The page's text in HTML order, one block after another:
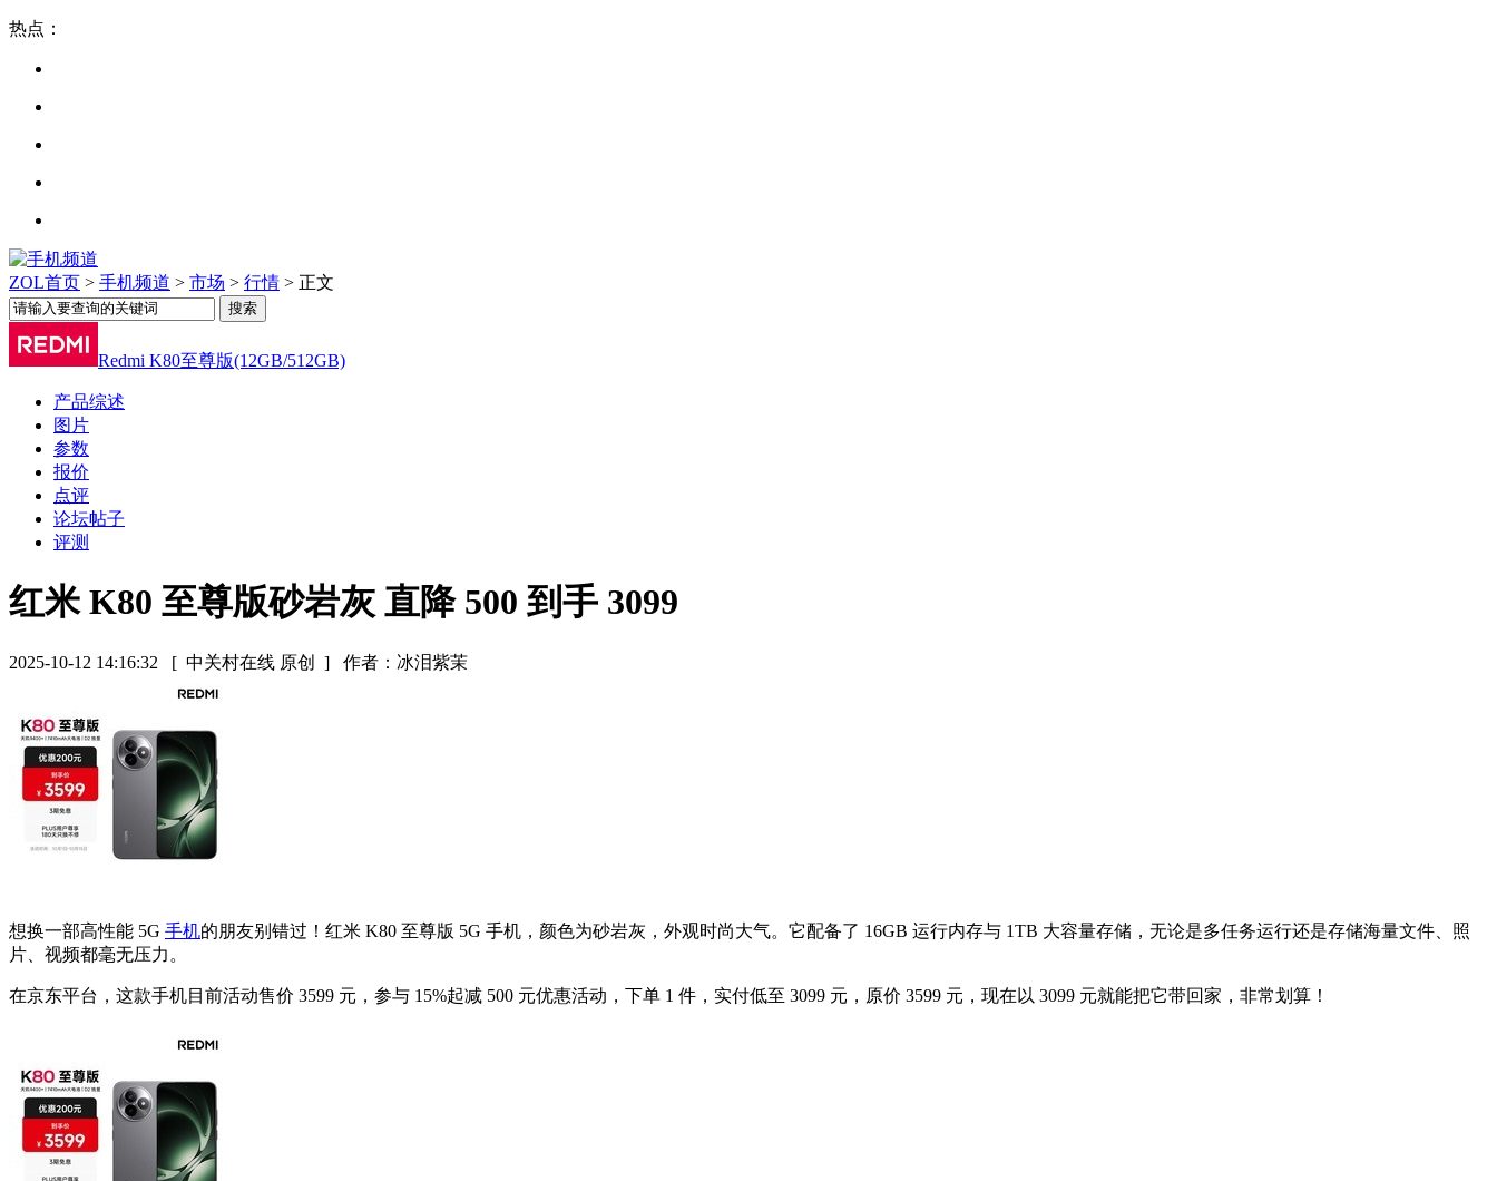
热点：
ZOL首页 > 手机频道 > 市场 > 行情 > 正文
Redmi K80至尊版(12GB/512GB)
产品综述
图片
参数
报价
点评
论坛帖子
评测
红米 K80 至尊版砂岩灰 直降 500 到手 3099
2025-10-12 14:16:32 [ 中关村在线 原创 ] 作者：冰泪紫茉
想换一部高性能 5G 手机的朋友别错过！红米 K80 至尊版 5G 手机，颜色为砂岩灰，外观时尚大气。它配备了 16GB 运行内存与 1TB 大容量存储，无论是多任务运行还是存储海量文件、照
片、视频都毫无压力。
在京东平台，这款手机目前活动售价 3599 元，参与 15%起减 500 元优惠活动，下单 1 件，实付低至 3099 元，原价 3599 元，现在以 3099 元就能把它带回家，非常划算！